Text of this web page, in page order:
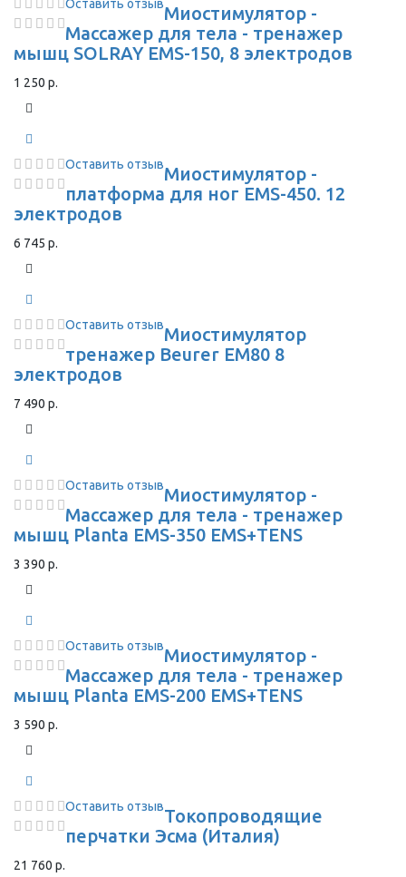
Оставить отзывМиостимулятор -
Массажер для тела - тренажер
мышц SOLRAY EMS-150, 8 электродов
1 250 р.
Оставить отзывМиостимулятор -
платформа для ног EMS-450. 12
электродов
6 745 р.
Оставить отзывМиостимулятор
тренажер Beurer EM80 8
электродов
7 490 р.
Оставить отзывМиостимулятор -
Массажер для тела - тренажер
мышц Planta EMS-350 EMS+TENS
3 390 р.
Оставить отзывМиостимулятор -
Массажер для тела - тренажер
мышц Planta EMS-200 EMS+TENS
3 590 р.
Оставить отзывТокопроводящие
перчатки Эсма (Италия)
21 760 р.